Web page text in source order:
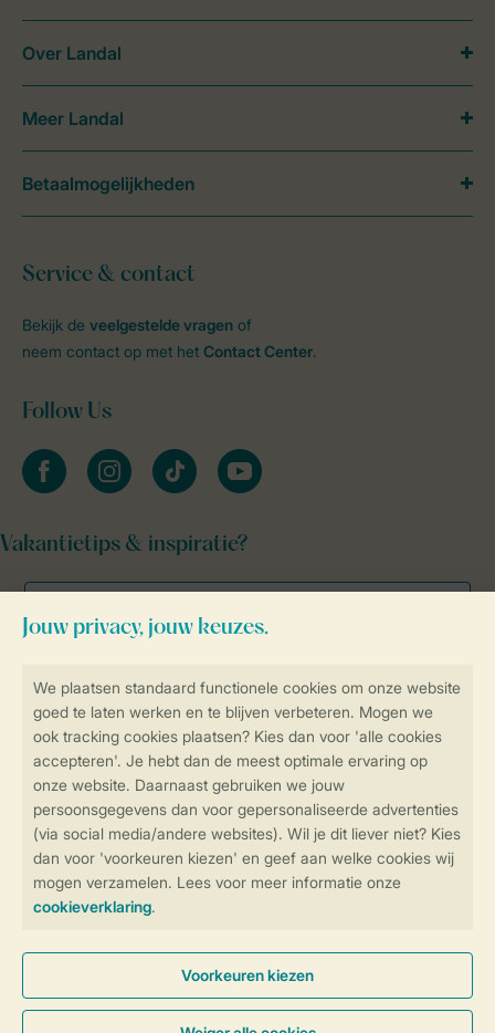
Controle over jouw gegevens &
Instellingen wijzigen
Veilig en snel online boeken
Veilige gegevensoverdracht
Veilige betaling
Service & contact
Bekijk de veelgestelde vragen of
neem contact op met het Contact Center.
Follow Us
facebookinstagramtiktok youtube
Vakantietips & inspiratie?
Over Landal
Meer Landal
Betaalmogelijkheden